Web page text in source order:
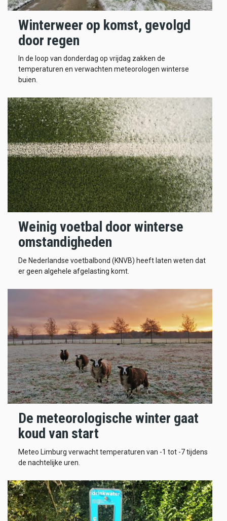
Winterweer op komst, gevolgd
door regen
In de loop van donderdag op vrijdag zakken de
temperaturen en verwachten meteorologen winterse
buien.
Weinig voetbal door winterse
omstandigheden
De Nederlandse voetbalbond (KNVB) heeft laten weten dat
er geen algehele afgelasting komt.
De meteorologische winter gaat
koud van start
Meteo Limburg verwacht temperaturen van -1 tot -7 tijdens
de nachtelijke uren.